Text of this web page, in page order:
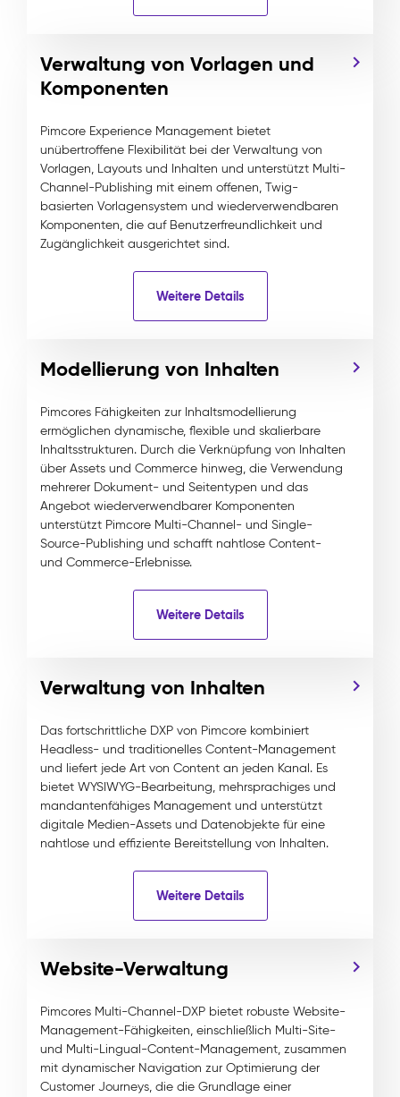
Verwaltung von Vorlagen und
Komponenten
Pimcore Experience Management bietet
unübertroffene Flexibilität bei der Verwaltung von
Vorlagen, Layouts und Inhalten und unterstützt Multi-
Channel-Publishing mit einem offenen, Twig-
basierten Vorlagensystem und wiederverwendbaren
Komponenten, die auf Benutzerfreundlichkeit und
Zugänglichkeit ausgerichtet sind.
Weitere Details
Modellierung von Inhalten
Pimcores Fähigkeiten zur Inhaltsmodellierung
ermöglichen dynamische, flexible und skalierbare
Inhaltsstrukturen. Durch die Verknüpfung von Inhalten
über Assets und Commerce hinweg, die Verwendung
mehrerer Dokument- und Seitentypen und das
Angebot wiederverwendbarer Komponenten
unterstützt Pimcore Multi-Channel- und Single-
Source-Publishing und schafft nahtlose Content-
und Commerce-Erlebnisse.
Weitere Details
Verwaltung von Inhalten
Das fortschrittliche DXP von Pimcore kombiniert
Headless- und traditionelles Content-Management
und liefert jede Art von Content an jeden Kanal. Es
bietet WYSIWYG-Bearbeitung, mehrsprachiges und
mandantenfähiges Management und unterstützt
digitale Medien-Assets und Datenobjekte für eine
nahtlose und effiziente Bereitstellung von Inhalten.
Weitere Details
Website-Verwaltung
Pimcores Multi-Channel-DXP bietet robuste Website-
Management-Fähigkeiten, einschließlich Multi-Site-
und Multi-Lingual-Content-Management, zusammen
mit dynamischer Navigation zur Optimierung der
Customer Journeys, die die Grundlage einer